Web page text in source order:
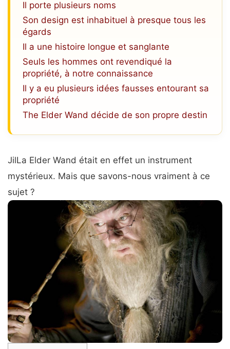
Il porte plusieurs noms
Son design est inhabituel à presque tous les
égards
Il a une histoire longue et sanglante
Seuls les hommes ont revendiqué la
propriété, à notre connaissance
Il y a eu plusieurs idées fausses entourant sa
propriété
The Elder Wand décide de son propre destin
JilLa Elder Wand était en effet un instrument
mystérieux. Mais que savons-nous vraiment à ce
sujet ?